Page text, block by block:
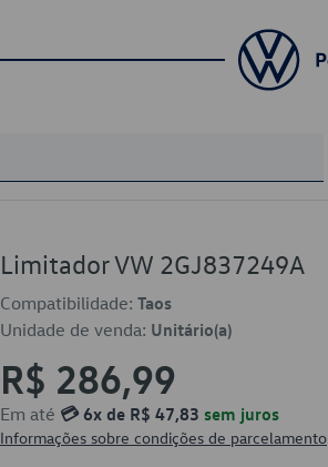
Limitador VW 2GJ837249A
Compatibilidade: Taos
Unidade de venda: Unitário(a)
R$ 286,99
Em até 💳 6x de R$ 47,83 sem juros
Informações sobre condições de parcelamento